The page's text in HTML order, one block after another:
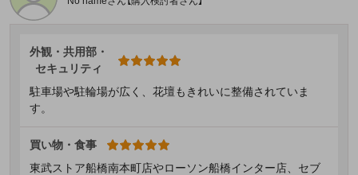
外観・共用部・
セキュリティ
駐車場や駐輪場が広く、花壇もきれいに整備されていま
す。
買い物・食事
東武ストア船橋南本町店やローソン船橋インター店、セブ